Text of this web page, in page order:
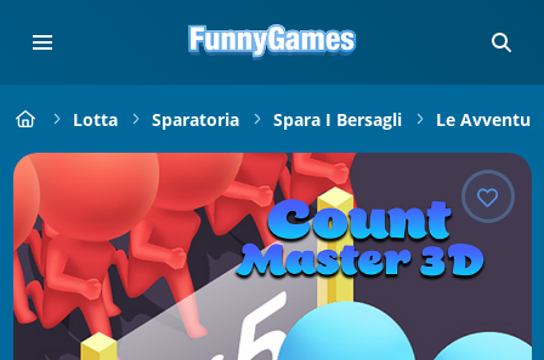
Lotta Sparatoria Spara I Bersagli Le